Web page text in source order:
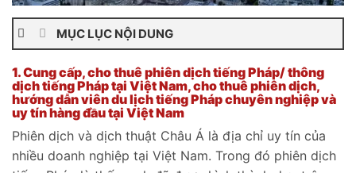
MỤC LỤC NỘI DUNG
1.Cung cấp, cho thuê phiên dịch tiếng Pháp/ thông
dịch tiếng Pháp tại Việt Nam, cho thuê phiên dịch,
hướng dẫn viên du lịch tiếng Pháp chuyên nghiệp và
uy tín hàng đầu tại Việt Nam
Phiên dịch và dịch thuật Châu Á là địa chỉ uy tín của
nhiều doanh nghiệp tại Việt Nam. Trong đó phiên dịch